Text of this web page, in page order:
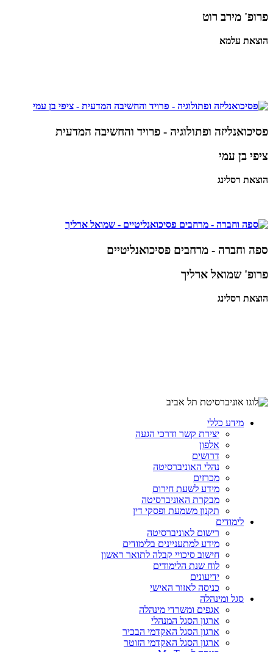
פרופ' מירב רוט
הוצאת עלמא
פסיכואנליזה ופתולוגיה - פרויד והחשיבה המדעית
ציפי בן עמי
הוצאת רסלינג
ספה וחברה - מרחבים פסיכואנליטיים
פרופ' שמואל ארליך
הוצאת רסלינג
מידע כללי
יצירת קשר ודרכי הגעה
אלפון
דרושים
נהלי האוניברסיטה
מכרזים
מידע לשעת חירום
מבקרת האוניברסיטה
תקנון משמעת ופסקי דין
לימודים
רישום לאוניברסיטה
מידע למתעניינים בלימודים
חישוב סיכויי קבלה לתואר ראשון
לוח שנת הלימודים
ידיעונים
כניסה לאזור האישי
סגל ומינהלה
אגפים ומשרדי מינהלה
ארגון הסגל המנהלי
ארגון הסגל האקדמי הבכיר
ארגון הסגל האקדמי הזוטר